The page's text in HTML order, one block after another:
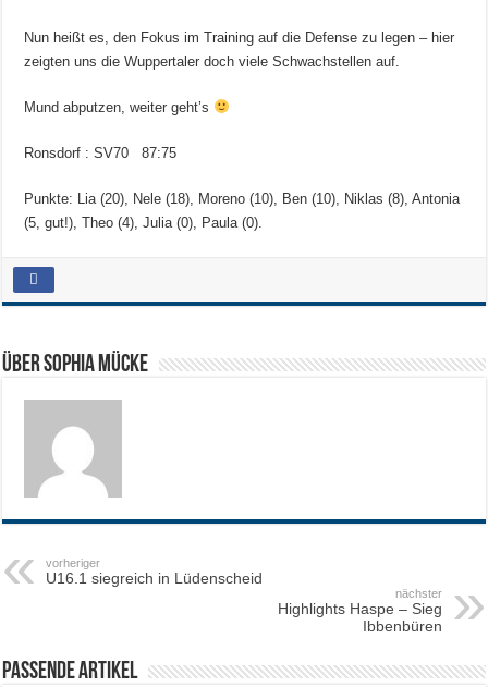
Nun heißt es, den Fokus im Training auf die Defense zu legen – hier
zeigten uns die Wuppertaler doch viele Schwachstellen auf.
Mund abputzen, weiter geht’s
Ronsdorf : SV70 87:75
Punkte: Lia (20), Nele (18), Moreno (10), Ben (10), Niklas (8), Antonia
(5, gut!), Theo (4), Julia (0), Paula (0).
Über Sophia Mücke
vorheriger
U16.1 siegreich in Lüdenscheid
nächster
Highlights Haspe – Sieg
Ibbenbüren
Passende Artikel